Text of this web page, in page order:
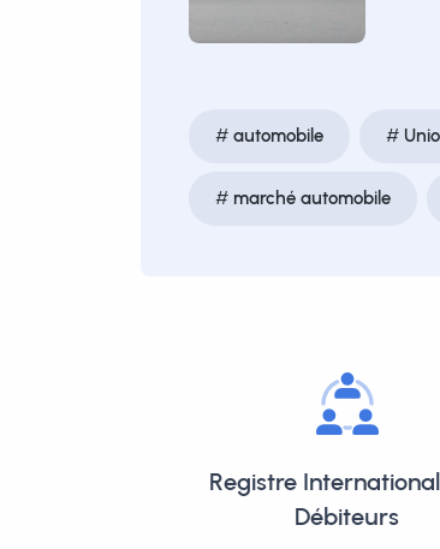
automobile
marché automobile
Registre
Débiteurs